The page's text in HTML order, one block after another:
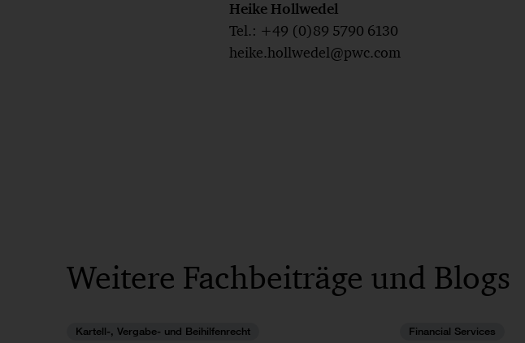
Heike Hollwedel
Tel.: +49 (0)89 5790 6130
heike.hollwedel@pwc.com
Weitere Fachbeiträge und Blogs
Kartell-, Vergabe- und Beihilfenrecht Financial Services